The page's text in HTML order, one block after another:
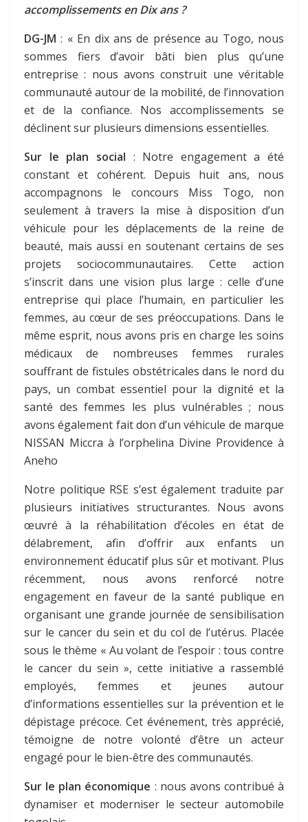
accomplissements en Dix ans ?
DG-JM: « En dix ans de présence au Togo, nous
sommes fiers d’avoir bâti bien plus qu’une
entreprise : nous avons construit une véritable
communauté autour de la mobilité, de l’innovation
et de la confiance. Nos accomplissements se
déclinent sur plusieurs dimensions essentielles.
Sur le plan social : Notre engagement a été
constant et cohérent. Depuis huit ans, nous
accompagnons le concours Miss Togo, non
seulement à travers la mise à disposition d’un
véhicule pour les déplacements de la reine de
beauté, mais aussi en soutenant certains de ses
projets sociocommunautaires. Cette action
s’inscrit dans une vision plus large : celle d’une
entreprise qui place l’humain, en particulier les
femmes, au cœur de ses préoccupations. Dans le
même esprit, nous avons pris en charge les soins
médicaux de nombreuses femmes rurales
souffrant de fistules obstétricales dans le nord du
pays, un combat essentiel pour la dignité et la
santé des femmes les plus vulnérables ; nous
avons également fait don d’un véhicule de marque
NISSAN Miccra à l’orphelina Divine Providence à
Aneho
Notre politique RSE s’est également traduite par
plusieurs initiatives structurantes. Nous avons
œuvré à la réhabilitation d’écoles en état de
délabrement, afin d’offrir aux enfants un
environnement éducatif plus sûr et motivant. Plus
récemment, nous avons renforcé notre
engagement en faveur de la santé publique en
organisant une grande journée de sensibilisation
sur le cancer du sein et du col de l’utérus. Placée
sous le thème « Au volant de l’espoir : tous contre
le cancer du sein », cette initiative a rassemblé
employés, femmes et jeunes autour
d’informations essentielles sur la prévention et le
dépistage précoce. Cet événement, très apprécié,
témoigne de notre volonté d’être un acteur
engagé pour le bien-être des communautés.
Sur le plan économique : nous avons contribué à
dynamiser et moderniser le secteur automobile